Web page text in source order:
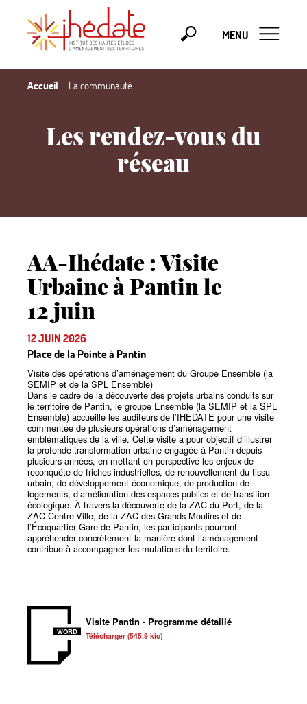
MENU
Accueil La communauté
Les rendez-vous du
réseau
AA-Ihédate : Visite
Urbaine à Pantin le
12 juin
12 JUIN 2026
Place de la Pointe à Pantin
Visite des opérations d’aménagement du Groupe Ensemble (la
SEMIP et de la SPL Ensemble)
Dans le cadre de la découverte des projets urbains conduits sur
le territoire de Pantin, le groupe Ensemble (la SEMIP et la SPL
Ensemble) accueille les auditeurs de l’IHEDATE pour une visite
commentée de plusieurs opérations d’aménagement
emblématiques de la ville. Cette visite a pour objectif d’illustrer
la profonde transformation urbaine engagée à Pantin depuis
plusieurs années, en mettant en perspective les enjeux de
reconquête de friches industrielles, de renouvellement du tissu
urbain, de développement économique, de production de
logements, d’amélioration des espaces publics et de transition
écologique. À travers la découverte de la ZAC du Port, de la
ZAC Centre-Ville, de la ZAC des Grands Moulins et de
l’Écoquartier Gare de Pantin, les participants pourront
appréhender concrètement la manière dont l’aménagement
contribue à accompagner les mutations du territoire.
WORD
Visite Pantin - Programme détaillé
Télécharger (545.9 kio)